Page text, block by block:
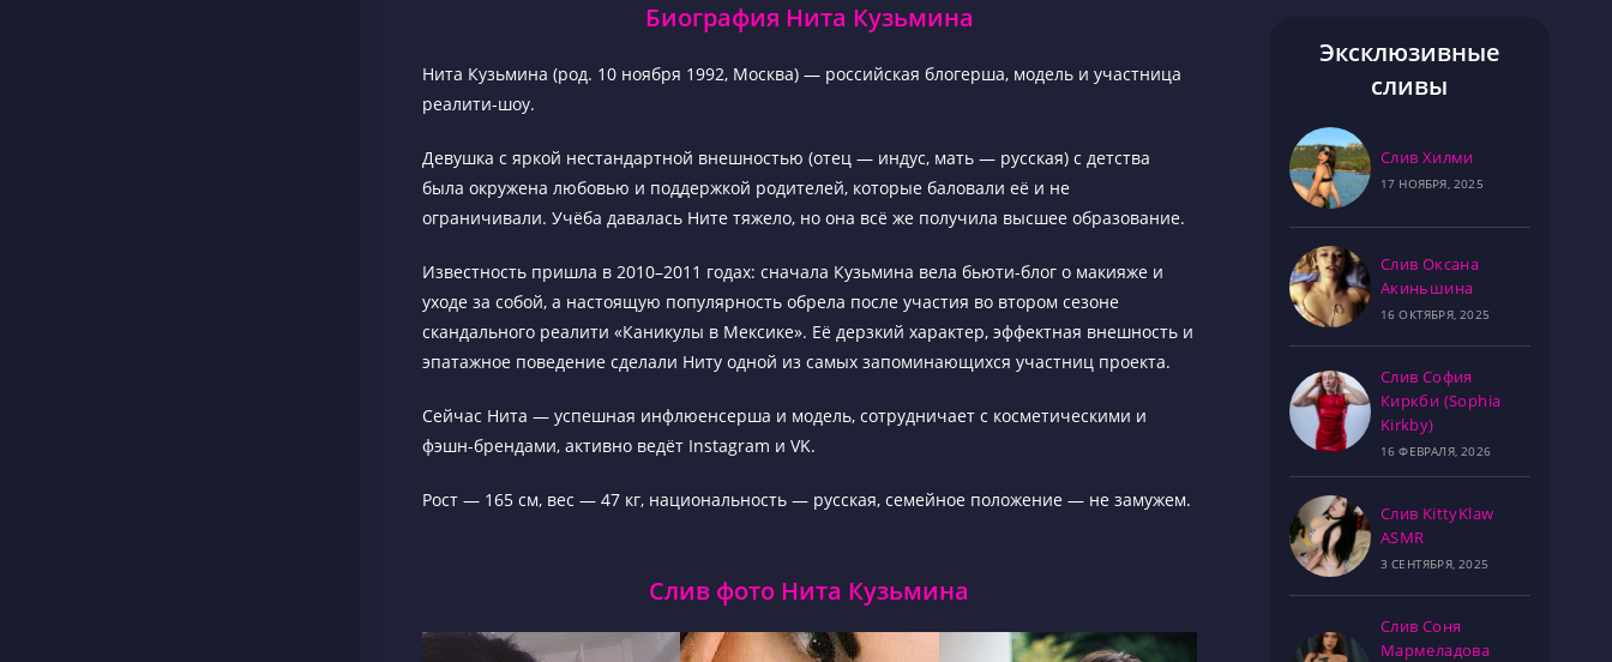
Биография Нита Кузьмина
Нита Кузьмина (род. 10 ноября 1992, Москва) — российская блогерша, модель и участница
реалити-шоу.
Девушка с яркой нестандартной внешностью (отец — индус, мать — русская) с детства
была окружена любовью и поддержкой родителей, которые баловали её и не
ограничивали. Учёба давалась Ните тяжело, но она всё же получила высшее образование.
Известность пришла в 2010–2011 годах: сначала Кузьмина вела бьюти-блог о макияже и
уходе за собой, а настоящую популярность обрела после участия во втором сезоне
скандального реалити «Каникулы в Мексике». Её дерзкий характер, эффектная внешность и
эпатажное поведение сделали Ниту одной из самых запоминающихся участниц проекта.
Сейчас Нита — успешная инфлюенсерша и модель, сотрудничает с косметическими и
фэшн-брендами, активно ведёт Instagram и VK.
Рост — 165 см, вес — 47 кг, национальность — русская, семейное положение — не замужем.
Слив фото Нита Кузьмина
Эксклюзивные
сливы
Слив Хилми
17 НОЯБРЯ, 2025
Слив Оксана
Акиньшина
16 ОКТЯБРЯ, 2025
Слив София
Киркби (Sophia
Kirkby)
16 ФЕВРАЛЯ, 2026
Слив KittyKlaw
ASMR
3 СЕНТЯБРЯ, 2025
Слив Соня
Мармеладова